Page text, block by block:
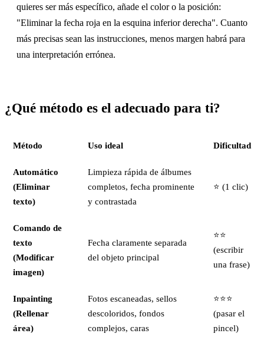
quieres ser más específico, añade el color o la posición:
"Eliminar la fecha roja en la esquina inferior derecha". Cuanto
más precisas sean las instrucciones, menos margen habrá para
una interpretación errónea.
¿Qué método es el adecuado para ti?
Método Uso ideal Dificultad
Automático
(Eliminar
texto)
Limpieza rápida de álbumes
completos, fecha prominente
y contrastada
⭐ (1 clic)
Comando de
texto
(Modificar
imagen)
Fecha claramente separada
del objeto principal
⭐⭐
(escribir
una frase)
Inpainting
(Rellenar
área)
Fotos escaneadas, sellos
descoloridos, fondos
complejos, caras
⭐⭐⭐
(pasar el
pincel)